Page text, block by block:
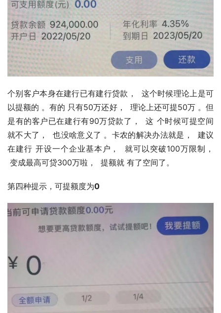
个别客户本身在建⾏已有建⾏贷款，  这个时候理论上是可
以提额的 。有的 只有50万还好，  理论上还可提50万 。但
是有的客户已在建⾏有90万贷款了，  这 个时候可提空间
就不大了，  也没啥意义了 。卡农的解决办法就是，  建议
在建⾏ 开设⼀个企业基本户，  就可以突破100万限制，
变成最高可贷300万啦，  提额就 有了空间了。
第四种提示，可提额度为0